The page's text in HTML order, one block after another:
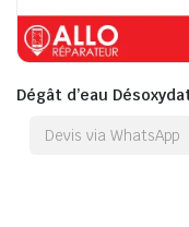
Dégât d’eau
Devis via WhatsApp